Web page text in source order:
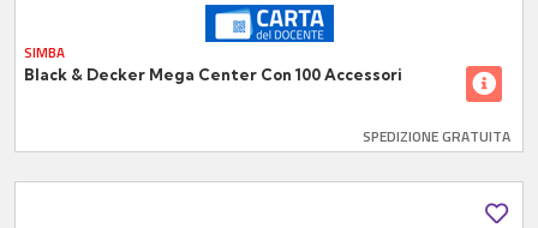
SIMBA
Black & Decker Mega Center Con 100 Accessori
SPEDIZIONE GRATUITA